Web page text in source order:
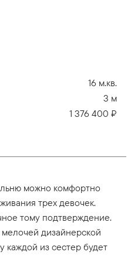
16 м.кв.
3 м
1 376 400 ₽
можно комфортно
трех девочек.
тому подтверждение.
дизайнерской
каждой из сестер будет